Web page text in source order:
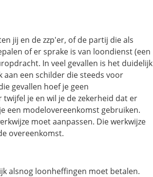
jij en de zzp'er, of de partij die als
of er sprake is van loondienst (een
In veel gevallen is het duidelijk
aan een schilder die steeds voor
gevallen hoef je geen
je en wil je de zekerheid dat er
een modelovereenkomst gebruiken.
moet aanpassen. Die werkwijze
overeenkomst.
alsnog loonheffingen moet betalen.